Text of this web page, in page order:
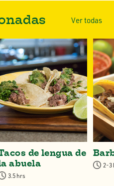
Ver todas
de lengua de
abuela
3.5 hrs
2-3